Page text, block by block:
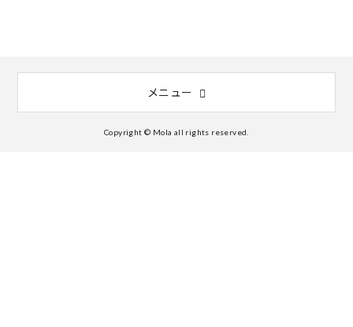
メニュー
Copyright © Mola all rights reserved.